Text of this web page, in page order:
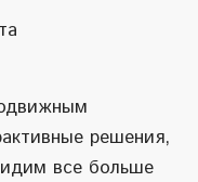
решения,
все больше